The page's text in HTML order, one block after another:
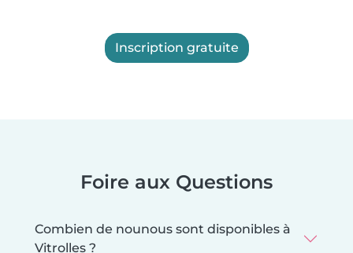
Inscription gratuite
Foire aux Questions
Combien de nounous sont disponibles à
Vitrolles ?